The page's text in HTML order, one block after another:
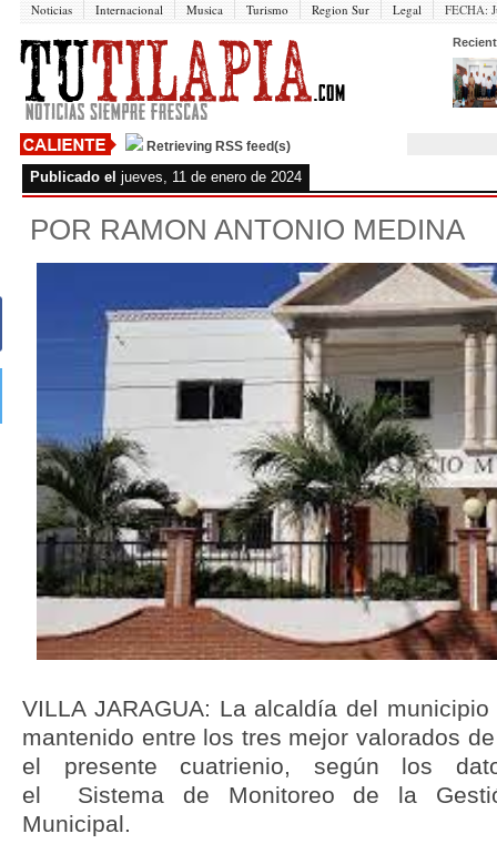
Noticias Internacional Musica Turismo Region Sur Legal FECHA:
Retrieving RSS feed(s)
Publicado el jueves, 11 de enero de 2024
POR RAMON ANTONIO MEDINA
VILLA JARAGUA: La alcaldía del
mantenido entre los tres mejor valorados
el presente cuatrienio, según los
el
Sistema de Monitoreo de la
Municipal.